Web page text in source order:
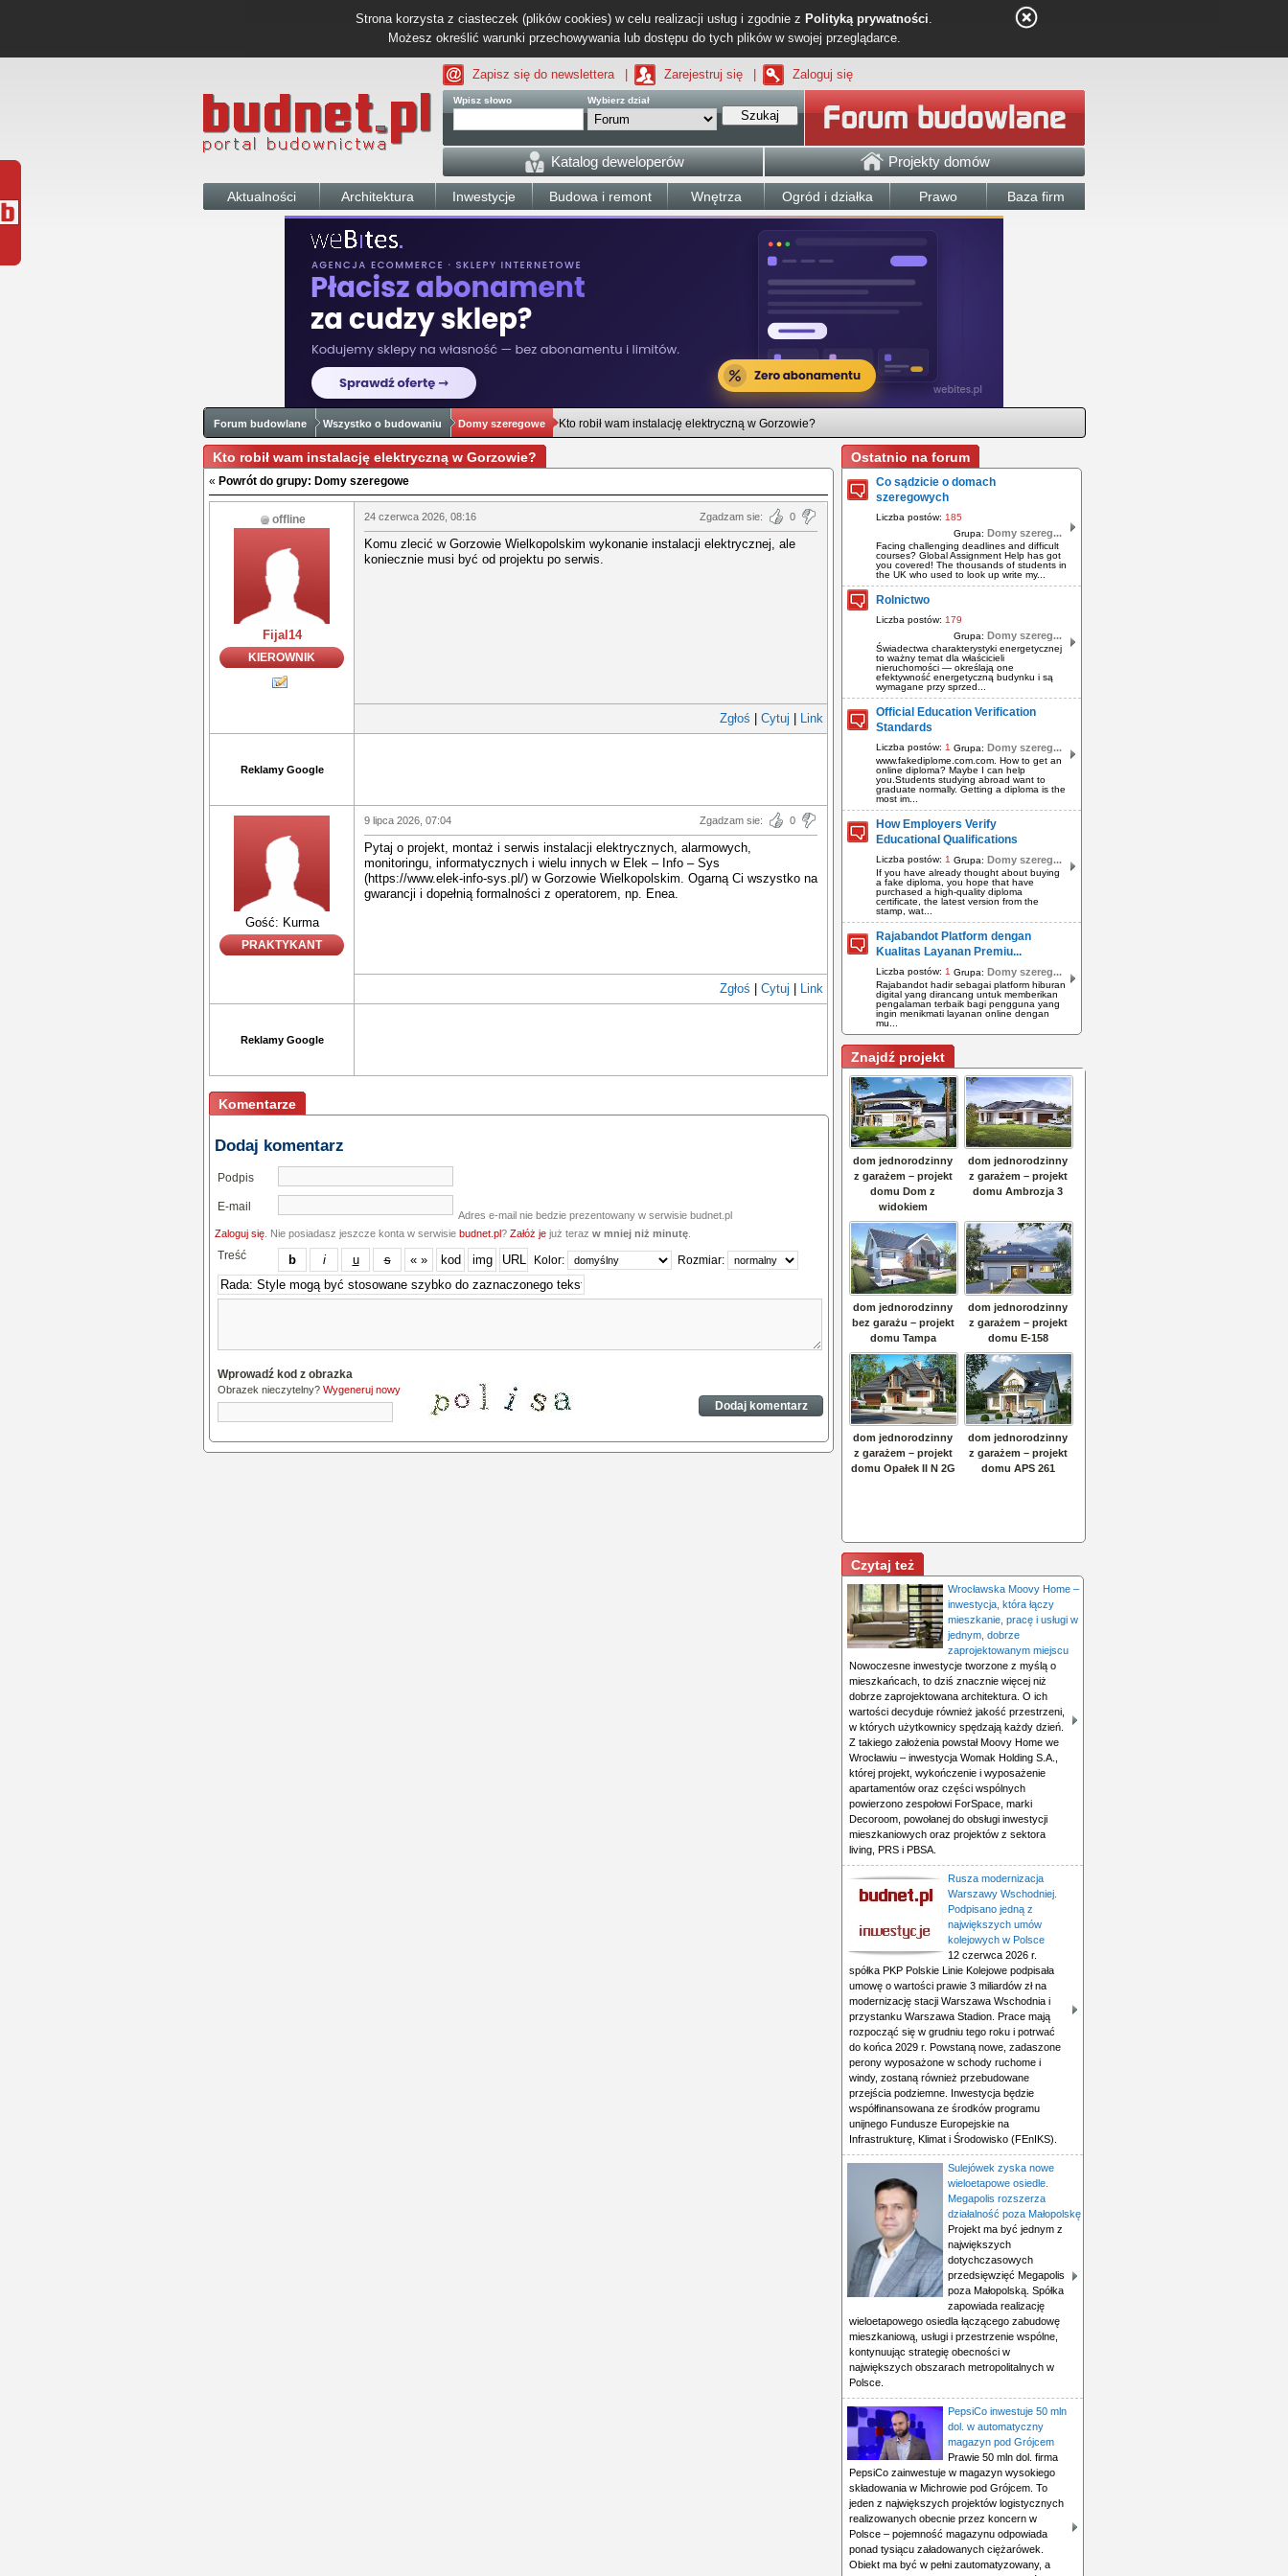
Strona korzysta z ciasteczek (plików cookies) w celu realizacji usług i zgodnie z Polityką prywatności.
Możesz określić warunki przechowywania lub dostępu do tych plików w swojej przeglądarce.
Zapisz się do newslettera Zarejestruj się Zaloguj się
Wpisz słowo Wybierz dział
Szukaj
Katalog deweloperów Projekty domów
Aktualności Architektura Inwestycje Budowa i remont Wnętrza Ogród i działka Prawo Baza firm
Forum budowlane Wszystko o budowaniu Domy szeregowe Kto robił wam instalację elektryczną w Gorzowie?
Kto robił wam instalację elektryczną w Gorzowie?
« Powrót do grupy: Domy szeregowe
offline
Fijal14
KIEROWNIK
24 czerwca 2026, 08:16 Zgadzam sie: 0
Komu zlecić w Gorzowie Wielkopolskim wykonanie instalacji elektrycznej, ale
koniecznie musi być od projektu po serwis.
Zgłoś Cytuj Link
Reklamy Google
Gość: Kurma
PRAKTYKANT
9 lipca 2026, 07:04 Zgadzam sie: 0
Pytaj o projekt, montaż i serwis instalacji elektrycznych, alarmowych,
monitoringu, informatycznych i wielu innych w Elek – Info – Sys
(https://www.elek-info-sys.pl/) w Gorzowie Wielkopolskim. Ogarną Ci wszystko na
gwarancji i dopełnią formalności z operatorem, np. Enea.
Zgłoś Cytuj Link
Reklamy Google
Komentarze
Dodaj komentarz
Podpis
E-mail
Adres e-mail nie bedzie prezentowany w serwisie budnet.pl
Zaloguj się . Nie posiadasz jeszcze konta w serwisie budnet.pl? Załóż je już teraz w mniej niż minutę
Treść Kolor: Rozmiar:
Wprowadź kod z obrazka
Obrazek nieczytelny? Wygeneruj nowy
Ostatnio na forum
Co sądzicie o domach
szeregowych
Liczba postów: 185
Grupa: Domy szereg...
Facing challenging deadlines and difficult
courses? Global Assignment Help has got
you covered! The thousands of students in
the UK who used to look up write my...
Rolnictwo
Liczba postów: 179
Grupa: Domy szereg...
Świadectwa charakterystyki energetycznej
to ważny temat dla właścicieli
nieruchomości — określają one
efektywność energetyczną budynku i są
wymagane przy sprzed...
Official Education Verification
Standards
Liczba postów: 1 Grupa: Domy szereg...
www.fakediplome.com.com. How to get an
online diploma? Maybe I can help
you.Students studying abroad want to
graduate normally. Getting a diploma is the
most im...
How Employers Verify
Educational Qualifications
Liczba postów: 1 Grupa: Domy szereg...
If you have already thought about buying
a fake diploma, you hope that have
purchased a high-quality diploma
certificate, the latest version from the
stamp, wat...
Rajabandot Platform dengan
Kualitas Layanan Premiu...
Liczba postów: 1 Grupa: Domy szereg...
Rajabandot hadir sebagai platform hiburan
digital yang dirancang untuk memberikan
pengalaman terbaik bagi pengguna yang
ingin menikmati layanan online dengan
mu...
Znajdź projekt
Czytaj też
Wrocławska Moovy Home –
inwestycja, która łączy
mieszkanie, pracę i usługi w
jednym, dobrze
zaprojektowanym miejscu
Nowoczesne inwestycje tworzone z myślą o
mieszkańcach, to dziś znacznie więcej niż
dobrze zaprojektowana architektura. O ich
wartości decyduje również jakość przestrzeni,
w których użytkownicy spędzają każdy dzień.
Z takiego założenia powstał Moovy Home we
Wrocławiu – inwestycja Womak Holding S.A.,
której projekt, wykończenie i wyposażenie
apartamentów oraz części wspólnych
powierzono zespołowi ForSpace, marki
Decoroom, powołanej do obsługi inwestycji
mieszkaniowych oraz projektów z sektora
living, PRS i PBSA.
Rusza modernizacja
Warszawy Wschodniej.
Podpisano jedną z
największych umów
kolejowych w Polsce
12 czerwca 2026 r.
spółka PKP Polskie Linie Kolejowe podpisała
umowę o wartości prawie 3 miliardów zł na
modernizację stacji Warszawa Wschodnia i
przystanku Warszawa Stadion. Prace mają
rozpocząć się w grudniu tego roku i potrwać
do końca 2029 r. Powstaną nowe, zadaszone
perony wyposażone w schody ruchome i
windy, zostaną również przebudowane
przejścia podziemne. Inwestycja będzie
współfinansowana ze środków programu
unijnego Fundusze Europejskie na
Infrastrukturę, Klimat i Środowisko (FEnIKS).
Sulejówek zyska nowe
wieloetapowe osiedle.
Megapolis rozszerza
działalność poza Małopolskę
Projekt ma być jednym z
największych
dotychczasowych
przedsięwzięć Megapolis
poza Małopolską. Spółka
zapowiada realizację
wieloetapowego osiedla łączącego zabudowę
mieszkaniową, usługi i przestrzenie wspólne,
kontynuując strategię obecności w
największych obszarach metropolitalnych w
Polsce.
PepsiCo inwestuje 50 mln
dol. w automatyczny
magazyn pod Grójcem
Prawie 50 mln dol. firma
PepsiCo zainwestuje w magazyn wysokiego
składowania w Michrowie pod Grójcem. To
jeden z największych projektów logistycznych
realizowanych obecnie przez koncern w
Polsce – pojemność magazynu odpowiada
ponad tysiącu załadowanych ciężarówek.
Obiekt ma być w pełni zautomatyzowany, a